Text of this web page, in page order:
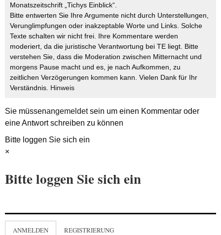
Monatszeitschrift „Tichys Einblick“.
Bitte entwerten Sie Ihre Argumente nicht durch Unterstellungen,
Verunglimpfungen oder inakzeptable Worte und Links. Solche
Texte schalten wir nicht frei. Ihre Kommentare werden
moderiert, da die juristische Verantwortung bei TE liegt. Bitte
verstehen Sie, dass die Moderation zwischen Mitternacht und
morgens Pause macht und es, je nach Aufkommen, zu
zeitlichen Verzögerungen kommen kann. Vielen Dank für Ihr
Verständnis. Hinweis
Sie müssenangemeldetsein um einen Kommentar oder
eine Antwort schreiben zu können
Bitte loggen Sie sich ein
×
Bitte loggen Sie sich ein
ANMELDEN REGISTRIERUNG